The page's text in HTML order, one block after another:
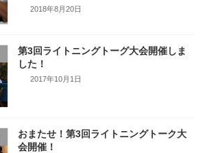
2018年8月20日
第3回ライトニングトーグ大会開催しま
した！
2017年10月1日
おまたせ！第3回ライトニングトーク大
会開催！